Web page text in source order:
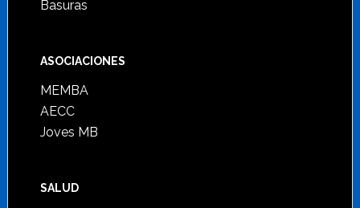
Basuras
ASOCIACIONES
MEMBA
AECC
Joves MB
SALUD